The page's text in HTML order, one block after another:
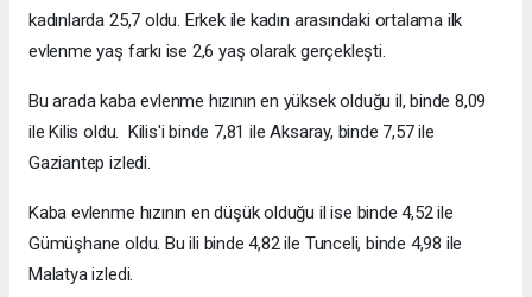
kadınlarda 25,7 oldu. Erkek ile kadın arasındaki ortalama ilk
evlenme yaş farkı ise 2,6 yaş olarak gerçekleşti.
Bu arada kaba evlenme hızının en yüksek olduğu il, binde 8,09
ile Kilis oldu. Kilis'i binde 7,81 ile Aksaray, binde 7,57 ile
Gaziantep izledi.
Kaba evlenme hızının en düşük olduğu il ise binde 4,52 ile
Gümüşhane oldu. Bu ili binde 4,82 ile Tunceli, binde 4,98 ile
Malatya izledi.